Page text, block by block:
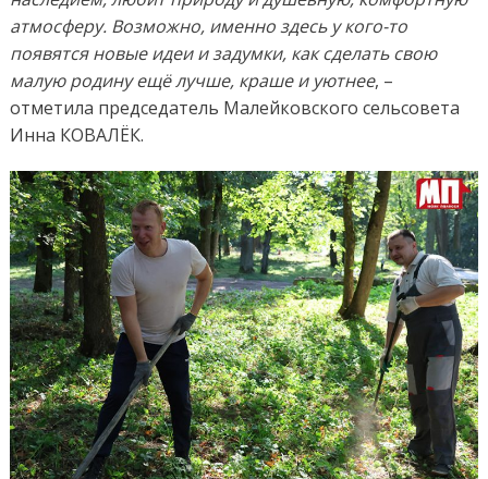
атмосферу. Возможно, именно здесь у кого-то
появятся новые идеи и задумки, как сделать свою
малую родину ещё лучше, краше и уютнее, –
отметила председатель Малейковского сельсовета
Инна КОВАЛЁК.